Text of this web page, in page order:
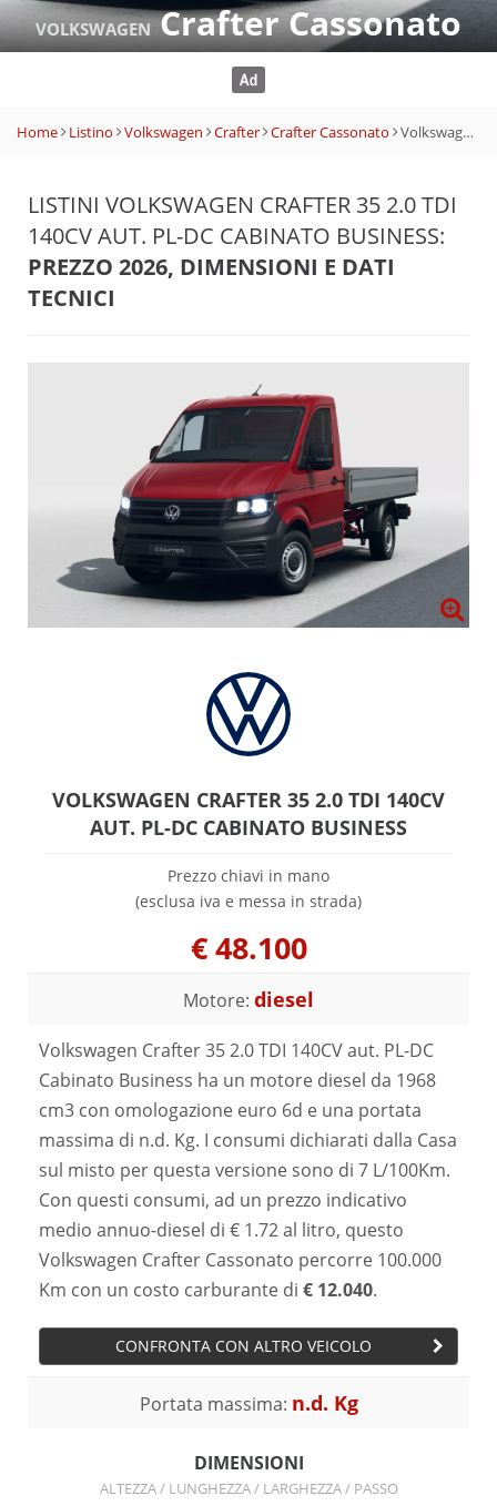
VOLKSWAGENCrafter Cassonato
Home Listino Volkswagen Crafter Crafter Cassonato Volkswagen Crafter 35 2.0 TDI 140CV aut. PL-DC Cabinato Business
LISTINI VOLKSWAGEN CRAFTER 35 2.0 TDI
140CV AUT. PL-DC CABINATO BUSINESS:
PREZZO 2026, DIMENSIONI E DATI
TECNICI
VOLKSWAGEN CRAFTER 35 2.0 TDI 140CV
AUT. PL-DC CABINATO BUSINESS
Prezzo chiavi in mano
(esclusa iva e messa in strada)
€48.100
Motore: diesel
Volkswagen Crafter 35 2.0 TDI 140CV aut. PL-DC
Cabinato Business ha un motore diesel da 1968
cm3 con omologazione euro 6d e una portata
massima di n.d. Kg. I consumi dichiarati dalla Casa
sul misto per questa versione sono di 7 L/100Km.
Con questi consumi, ad un prezzo indicativo
medio annuo-diesel di € 1.72 al litro, questo
Volkswagen Crafter Cassonato percorre 100.000
Km con un costo carburante di € 12.040.
CONFRONTA CON ALTRO VEICOLO
Portata massima: n.d. Kg
DIMENSIONI
ALTEZZA / LUNGHEZZA / LARGHEZZA / PASSO